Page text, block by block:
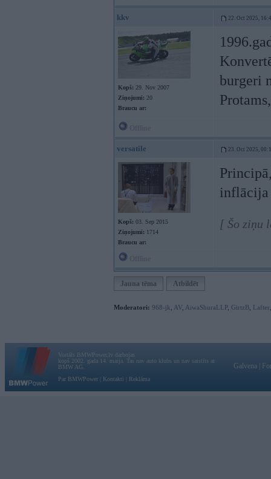
kkv 22. Oct 2025,
Kopš: 29. Nov 2007
Ziņojumi: 20
Braucu ar:
burgeri
versatile 23. Oct 2025,
Kopš: 03. Sep 2015
Ziņojumi: 1714
Braucu ar:
inflācija
[ Šo ziņu
Jauna tēma Atbildēt
Moderatori: 968-jk AV AiwaShuraLLP, GirtzB Lafter
Vortāls BMWPower.lv darbojas
kopš 2002. gada 14. maija. Tas nav auto klubs un nav saistīts ar
BMW AG.
Par BMWPower
Kontakti Reklāma
Galvena